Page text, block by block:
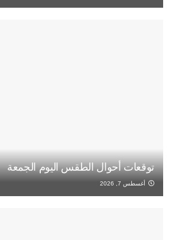
توقعات أحوال الطقس اليوم الجمعة
أغسطس 7, 2026